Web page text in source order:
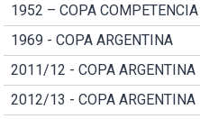
1952 – COPA COMPETENCIA
1969 - COPA ARGENTINA
2011/12 - COPA ARGENTINA
2012/13 - COPA ARGENTINA